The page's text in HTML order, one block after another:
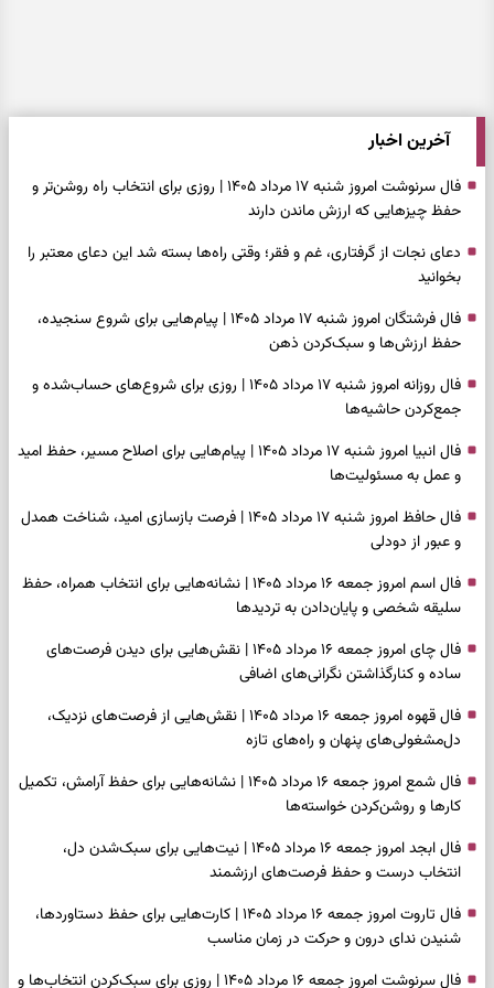
آخرین اخبار
فال سرنوشت امروز شنبه ۱۷ مرداد ۱۴۰۵ | روزی برای انتخاب راه روشن‌تر و
حفظ چیزهایی که ارزش ماندن دارند
دعای نجات از گرفتاری، غم و فقر؛ وقتی راه‌ها بسته شد این دعای معتبر را
بخوانید
فال فرشتگان امروز شنبه ۱۷ مرداد ۱۴۰۵ | پیام‌هایی برای شروع سنجیده،
حفظ ارزش‌ها و سبک‌کردن ذهن
فال روزانه امروز شنبه ۱۷ مرداد ۱۴۰۵ | روزی برای شروع‌های حساب‌شده و
جمع‌کردن حاشیه‌ها
فال انبیا امروز شنبه ۱۷ مرداد ۱۴۰۵ | پیام‌هایی برای اصلاح مسیر، حفظ امید
و عمل به مسئولیت‌ها
فال حافظ امروز شنبه ۱۷ مرداد ۱۴۰۵ | فرصت بازسازی امید، شناخت همدل
و عبور از دودلی
فال اسم امروز جمعه ۱۶ مرداد ۱۴۰۵ | نشانه‌هایی برای انتخاب همراه، حفظ
سلیقه شخصی و پایان‌دادن به تردیدها
فال چای امروز جمعه ۱۶ مرداد ۱۴۰۵ | نقش‌هایی برای دیدن فرصت‌های
ساده و کنارگذاشتن نگرانی‌های اضافی
فال قهوه امروز جمعه ۱۶ مرداد ۱۴۰۵ | نقش‌هایی از فرصت‌های نزدیک،
دل‌مشغولی‌های پنهان و راه‌های تازه
فال شمع امروز جمعه ۱۶ مرداد ۱۴۰۵ | نشانه‌هایی برای حفظ آرامش، تکمیل
کارها و روشن‌کردن خواسته‌ها
فال ابجد امروز جمعه ۱۶ مرداد ۱۴۰۵ | نیت‌هایی برای سبک‌شدن دل،
انتخاب درست و حفظ فرصت‌های ارزشمند
فال تاروت امروز جمعه ۱۶ مرداد ۱۴۰۵ | کارت‌هایی برای حفظ دستاوردها،
شنیدن ندای درون و حرکت در زمان مناسب
فال سرنوشت امروز جمعه ۱۶ مرداد ۱۴۰۵ | روزی برای سبک‌کردن انتخاب‌ها و